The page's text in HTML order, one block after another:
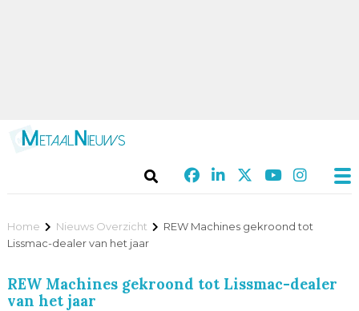
Home Nieuws Overzicht
REW Machines gekroond tot
Lissmac-dealer van het jaar
REW Machines gekroond tot Lissmac-dealer
van het jaar